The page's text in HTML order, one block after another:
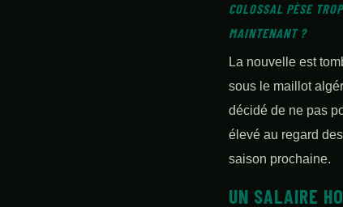
COLOSSAL PÈSE
MAINTENANT ?
La nouvelle est
sous le maillot
décidé de ne pas
élevé au regard
saison prochaine.
UN SALAIRE